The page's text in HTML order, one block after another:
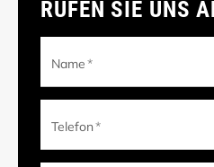
RUFEN SIE UNS
Name*
Telefon*